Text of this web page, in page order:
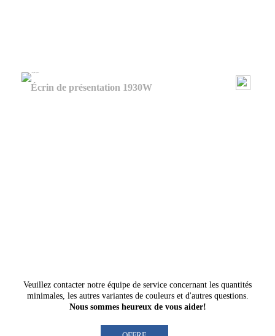
Écrin de présentation 1930W
Veuillez contacter notre équipe de service concernant les quantités
minimales, les autres variantes de couleurs et d'autres questions.
Nous sommes heureux de vous aider!